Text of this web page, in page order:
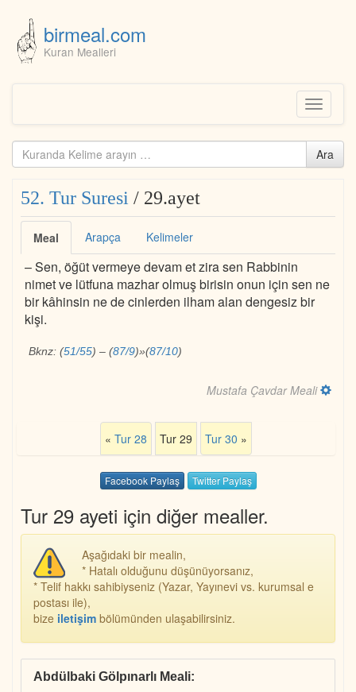
birmeal.com
Kuran Mealleri
Toggle
Kuranda
ara...
Ara
52. Tur Suresi / 29.ayet
Meal Arapça Kelimeler
– Sen, öğüt vermeye devam et zira sen Rabbinin
nimet ve lütfuna mazhar olmuş birisin onun için sen ne
bir kâhinsin ne de cinlerden ilham alan dengesiz bir
kişi.
Bknz: (51/55) – (87/9)»(87/10)
Mustafa Çavdar Meali
« Tur 28 Tur 29 Tur 30 »
Facebook Paylaş Twitter Paylaş
Tur 29 ayeti için diğer mealler.
Aşağıdaki bir mealin,
* Hatalı olduğunu düşünüyorsanız,
* Telif hakkı sahibiyseniz (Yazar, Yayınevi vs. kurumsal e
postası ile),
bize iletişim bölümünden ulaşabilirsiniz.
Abdülbaki Gölpınarlı Meali: